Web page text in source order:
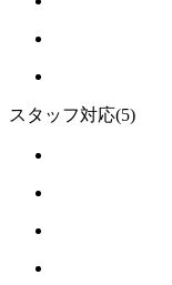
スタッフ対応(5)